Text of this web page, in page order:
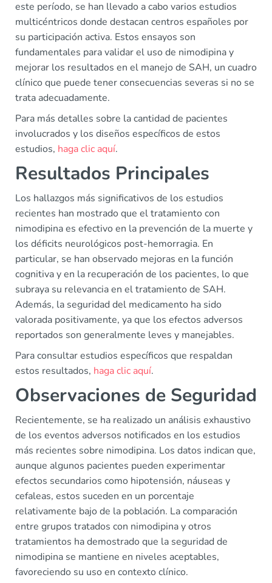
este período, se han llevado a cabo varios estudios
multicéntricos donde destacan centros españoles por
su participación activa. Estos ensayos son
fundamentales para validar el uso de nimodipina y
mejorar los resultados en el manejo de SAH, un cuadro
clínico que puede tener consecuencias severas si no se
trata adecuadamente.
Para más detalles sobre la cantidad de pacientes
involucrados y los diseños específicos de estos
estudios, haga clic aquí.
Resultados Principales
Los hallazgos más significativos de los estudios
recientes han mostrado que el tratamiento con
nimodipina es efectivo en la prevención de la muerte y
los déficits neurológicos post-hemorragia. En
particular, se han observado mejoras en la función
cognitiva y en la recuperación de los pacientes, lo que
subraya su relevancia en el tratamiento de SAH.
Además, la seguridad del medicamento ha sido
valorada positivamente, ya que los efectos adversos
reportados son generalmente leves y manejables.
Para consultar estudios específicos que respaldan
estos resultados, haga clic aquí.
Observaciones de Seguridad
Recientemente, se ha realizado un análisis exhaustivo
de los eventos adversos notificados en los estudios
más recientes sobre nimodipina. Los datos indican que,
aunque algunos pacientes pueden experimentar
efectos secundarios como hipotensión, náuseas y
cefaleas, estos suceden en un porcentaje
relativamente bajo de la población. La comparación
entre grupos tratados con nimodipina y otros
tratamientos ha demostrado que la seguridad de
nimodipina se mantiene en niveles aceptables,
favoreciendo su uso en contexto clínico.